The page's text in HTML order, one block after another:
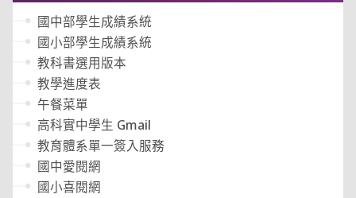
國中部學生成績系統
國小部學生成績系統
教科書選用版本
教學進度表
午餐菜單
高科實中學生 Gmail
教育體系單一簽入服務
國中愛閱網
國小喜閱網